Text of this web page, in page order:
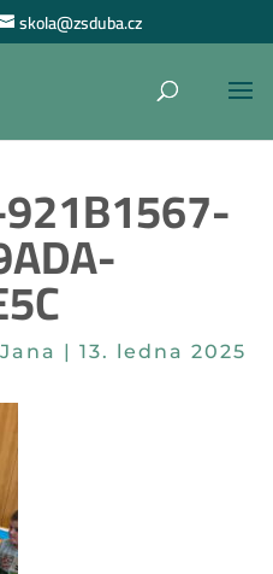
skola@zsduba.cz
921B1567-
|13. ledna 2025